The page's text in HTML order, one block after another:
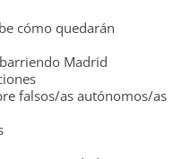
cómo quedarán
Madrid
falsos/as autónomos/as